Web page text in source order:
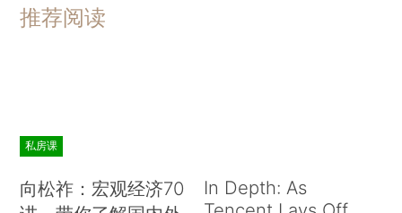
推荐阅读
私房课
向松祚：宏观经济70
In Depth: As